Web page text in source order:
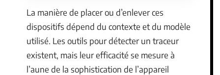
La manière de placer ou d’enlever ces
dispositifs dépend du contexte et du modèle
utilisé. Les outils pour détecter un traceur
existent, mais leur efficacité se mesure à
l’aune de la sophistication de l’appareil